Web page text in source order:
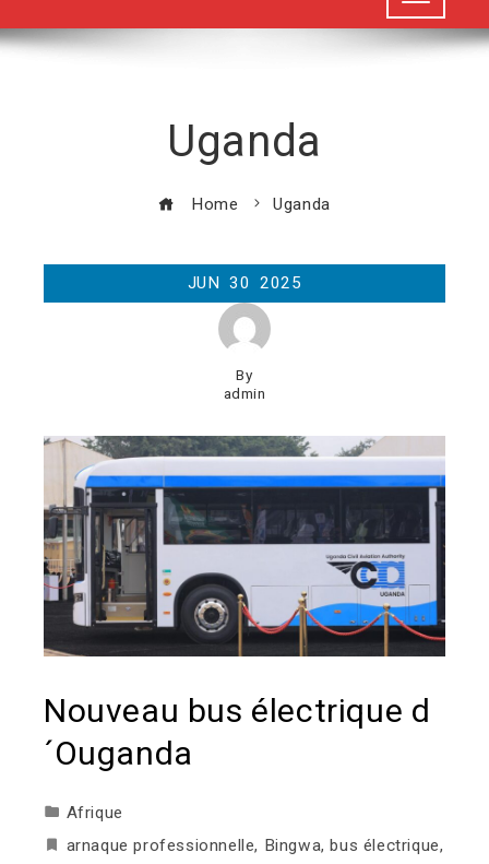
Uganda
Home Uganda
JUN 30 2025
By
admin
Nouveau bus électrique d
´Ouganda
Afrique
arnaque professionnelle, Bingwa, bus électrique,